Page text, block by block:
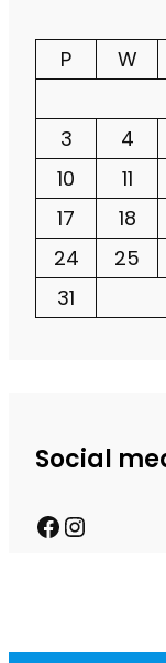
P
W
3
4
10
11
17
18
24
25
31
Social